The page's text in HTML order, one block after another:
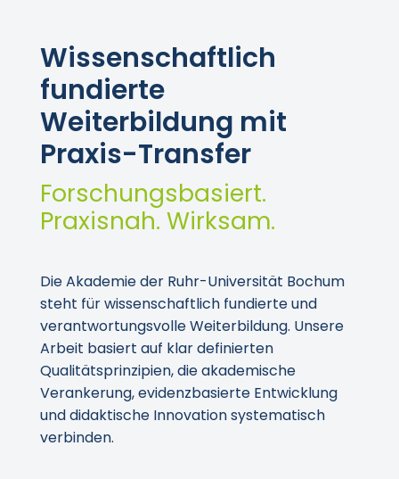
Wissenschaftlich
fundierte
Weiterbildung mit
Praxis-Transfer
Forschungsbasiert.
Praxisnah. Wirksam.
Die Akademie der Ruhr-Universität Bochum
steht für wissenschaftlich fundierte und
verantwortungsvolle Weiterbildung. Unsere
Arbeit basiert auf klar definierten
Qualitätsprinzipien, die akademische
Verankerung, evidenzbasierte Entwicklung
und didaktische Innovation systematisch
verbinden.